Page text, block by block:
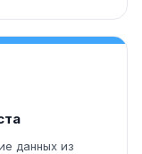
данных из